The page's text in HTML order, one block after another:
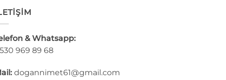
& Whatsapp:
969 89 68
dogannimet61@gmail.com